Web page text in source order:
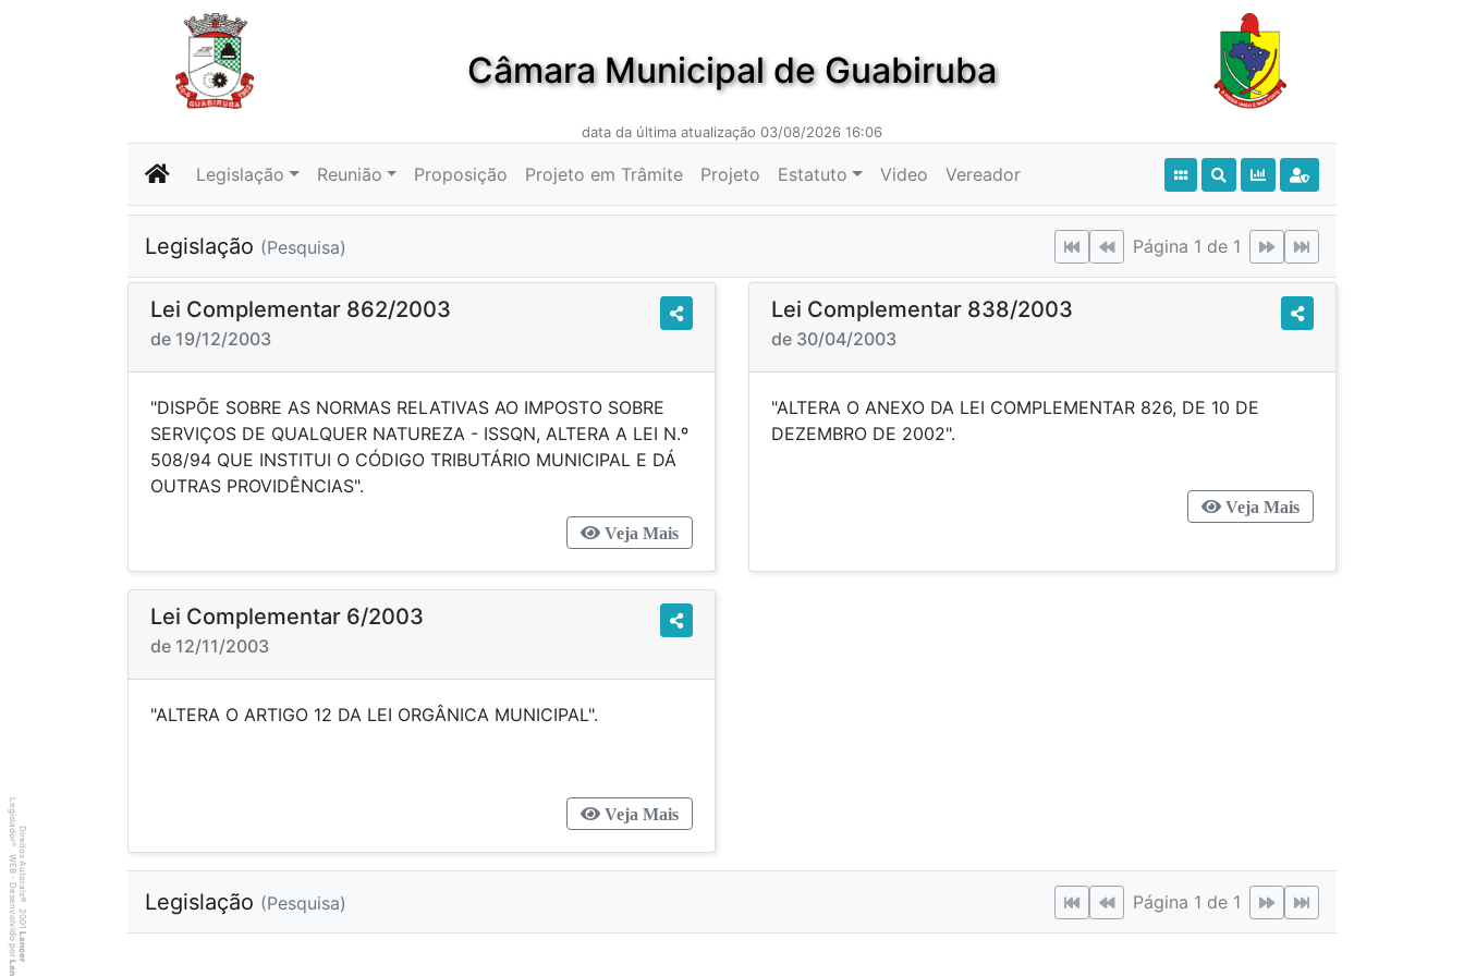
Câmara Municipal de Guabiruba
data da última atualização 03/08/2026 16:06
Legislação Reunião Proposição Projeto em Trâmite Projeto Estatuto Video Vereador
Legislação (Pesquisa) Página 1 de 1
Lei Complementar 862/2003
de 19/12/2003
"DISPÕE SOBRE AS NORMAS RELATIVAS AO IMPOSTO SOBRE
SERVIÇOS DE QUALQUER NATUREZA - ISSQN, ALTERA A LEI N.º
508/94 QUE INSTITUI O CÓDIGO TRIBUTÁRIO MUNICIPAL E DÁ
OUTRAS PROVIDÊNCIAS".
Veja Mais
Lei Complementar 838/2003
de 30/04/2003
"ALTERA O ANEXO DA LEI COMPLEMENTAR 826, DE 10 DE
DEZEMBRO DE 2002".
Veja Mais
Lei Complementar 6/2003
de 12/11/2003
"ALTERA O ARTIGO 12 DA LEI ORGÂNICA MUNICIPAL".
Veja Mais
Legislação (Pesquisa) Página 1 de 1
Direitos Autorais
©
2001
Lancer
Legislador
®
WEB - Desenvolvido por